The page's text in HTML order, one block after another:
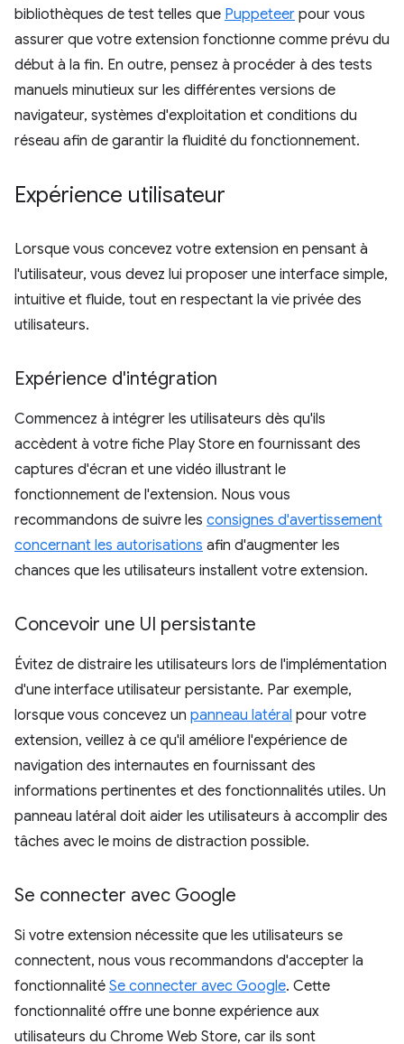
bibliothèques de test telles que Puppeteer pour vous
assurer que votre extension fonctionne comme prévu du
début à la fin. En outre, pensez à procéder à des tests
manuels minutieux sur les différentes versions de
navigateur, systèmes d'exploitation et conditions du
réseau afin de garantir la fluidité du fonctionnement.
Expérience utilisateur
Lorsque vous concevez votre extension en pensant à
l'utilisateur, vous devez lui proposer une interface simple,
intuitive et fluide, tout en respectant la vie privée des
utilisateurs.
Expérience d'intégration
Commencez à intégrer les utilisateurs dès qu'ils
accèdent à votre fiche Play Store en fournissant des
captures d'écran et une vidéo illustrant le
fonctionnement de l'extension. Nous vous
recommandons de suivre les consignes d'avertissement
concernant les autorisations afin d'augmenter les
chances que les utilisateurs installent votre extension.
Concevoir une UI persistante
Évitez de distraire les utilisateurs lors de l'implémentation
d'une interface utilisateur persistante. Par exemple,
lorsque vous concevez un panneau latéral pour votre
extension, veillez à ce qu'il améliore l'expérience de
navigation des internautes en fournissant des
informations pertinentes et des fonctionnalités utiles. Un
panneau latéral doit aider les utilisateurs à accomplir des
tâches avec le moins de distraction possible.
Se connecter avec Google
Si votre extension nécessite que les utilisateurs se
connectent, nous vous recommandons d'accepter la
fonctionnalité Se connecter avec Google. Cette
fonctionnalité offre une bonne expérience aux
utilisateurs du Chrome Web Store, car ils sont